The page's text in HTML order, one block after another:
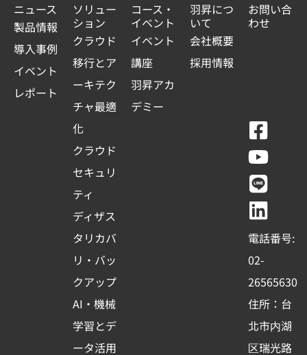
ニュース
製品情報
導入事例
イベント
レポート
ソリュー
ション
クラウド
移行とア
ーキテク
チャ最適
化
クラウド
セキュリ
ティ
ディザス
タリカバ
リ・バッ
クアップ
AI・機械
学習とデ
ータ活用
コース・
イベント
イベント
講座
羽昇アカ
デミー
羽昇につ
いて
会社概要
採用情報
お問い合
わせ
F
a
c
e
b
o
o
k
-
s
q
Y
o
u
t
u
b
e
L
i
n
e
L
i
n
k
e
d
i
n
電話番号:
02-
26565630
住所：台
北市内湖
区瑞光路